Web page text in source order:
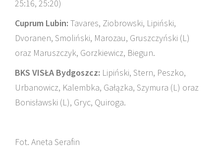
25:16, 25:20)
Cuprum Lubin: Tavares, Ziobrowski, Lipiński,
Dvoranen, Smoliński, Marozau, Gruszczyński (L)
oraz Maruszczyk, Gorzkiewicz, Biegun.
BKS VISŁA Bydgoszcz: Lipiński, Stern, Peszko,
Urbanowicz, Kalembka, Gałązka, Szymura (L) oraz
Bonisławski (L), Gryc, Quiroga.
Fot. Aneta Serafin